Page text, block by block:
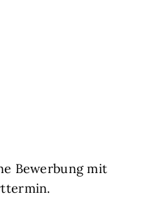
Bewerbung mit